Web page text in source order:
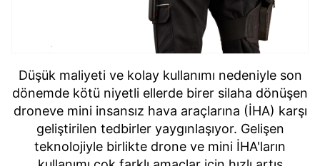
Düşük maliyeti ve kolay kullanımı nedeniyle son
dönemde kötü niyetli ellerde birer silaha dönüşen
droneve mini insansız hava araçlarına (İHA) karşı
geliştirilen tedbirler yaygınlaşıyor. Gelişen
teknolojiyle birlikte drone ve mini İHA'ların